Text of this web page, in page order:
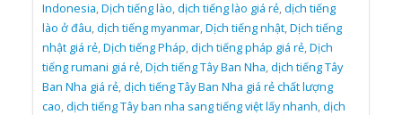
Indonesia,Dịch tiếng lào,dịch tiếng lào giá rẻ,dịch tiếng
lào ở đâu,dịch tiếng myanmar,Dịch tiếng nhật,Dịch tiếng
nhật giá rẻ,Dịch tiếng Pháp,dịch tiếng pháp giá rẻ,Dịch
tiếng rumani giá rẻ,Dịch tiếng Tây Ban Nha,dịch tiếng Tây
Ban Nha giá rẻ,dịch tiếng Tây Ban Nha giá rẻ chất lượng
cao,dịch tiếng Tây ban nha sang tiếng việt lấy nhanh,dịch